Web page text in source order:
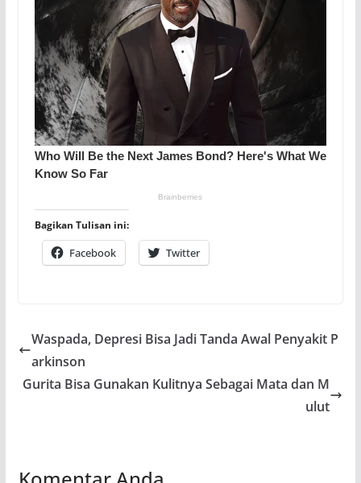
Bagikan Tulisan ini:
Facebook Twitter
Waspada, Depresi Bisa Jadi Tanda Awal Penyakit P
arkinson
Gurita Bisa Gunakan Kulitnya Sebagai Mata dan M
ulut